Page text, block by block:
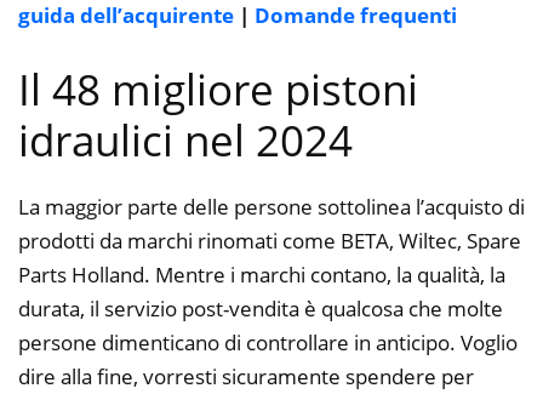
guida dell’acquirente | Domande frequenti
Il 48 migliore pistoni
idraulici nel 2024
La maggior parte delle persone sottolinea l’acquisto di
prodotti da marchi rinomati come BETA, Wiltec, Spare
Parts Holland. Mentre i marchi contano, la qualità, la
durata, il servizio post-vendita è qualcosa che molte
persone dimenticano di controllare in anticipo. Voglio
dire alla fine, vorresti sicuramente spendere per